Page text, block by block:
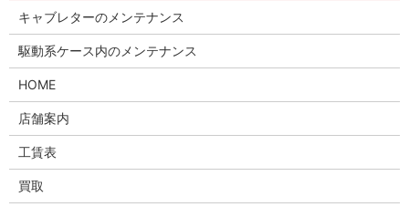
キャブレターのメンテナンス
駆動系ケース内のメンテナンス
HOME
店舗案内
工賃表
買取